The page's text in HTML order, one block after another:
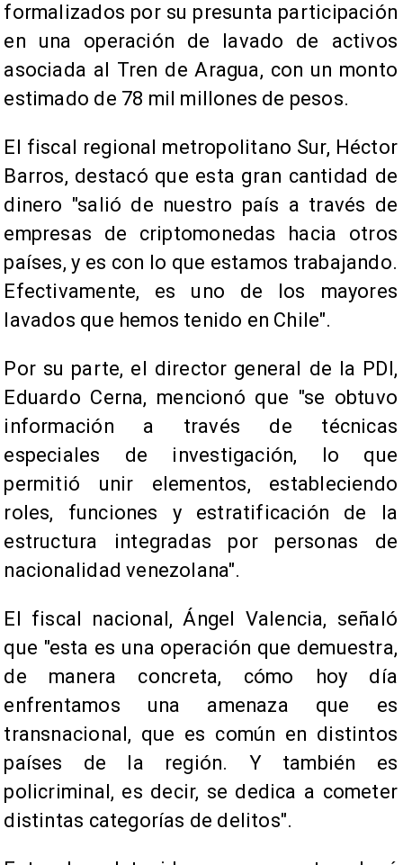
formalizados por su presunta participación
en una operación de lavado de activos
asociada al Tren de Aragua, con un monto
estimado de 78 mil millones de pesos.
El fiscal regional metropolitano Sur, Héctor
Barros, destacó que esta gran cantidad de
dinero "salió de nuestro país a través de
empresas de criptomonedas hacia otros
países, y es con lo que estamos trabajando.
Efectivamente, es uno de los mayores
lavados que hemos tenido en Chile".
Por su parte, el director general de la PDI,
Eduardo Cerna, mencionó que "se obtuvo
información a través de técnicas
especiales de investigación, lo que
permitió unir elementos, estableciendo
roles, funciones y estratificación de la
estructura integradas por personas de
nacionalidad venezolana".
El fiscal nacional, Ángel Valencia, señaló
que "esta es una operación que demuestra,
de manera concreta, cómo hoy día
enfrentamos una amenaza que es
transnacional, que es común en distintos
países de la región. Y también es
policriminal, es decir, se dedica a cometer
distintas categorías de delitos".